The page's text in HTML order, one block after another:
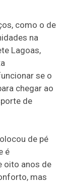
como o de
na
Lagoas,
se o
chegar ao
de
de pé
é
oito anos de
mas